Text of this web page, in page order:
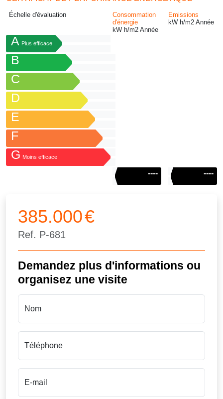
Échelle d'évaluation
A Plus efficace
B
C
D
E
F
G Moins efficace
Consommation
d'énergie
kW h/m2 Année
----
Emissions
kW h/m2 Année
----
385.000€
Ref. P-681
Demandez plus d'informations ou
organisez une visite
Nom
Téléphone
E-mail